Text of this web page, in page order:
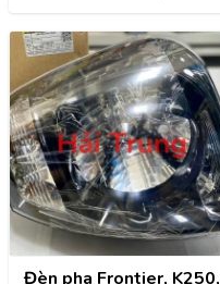
Đèn pha Frontier, K250,